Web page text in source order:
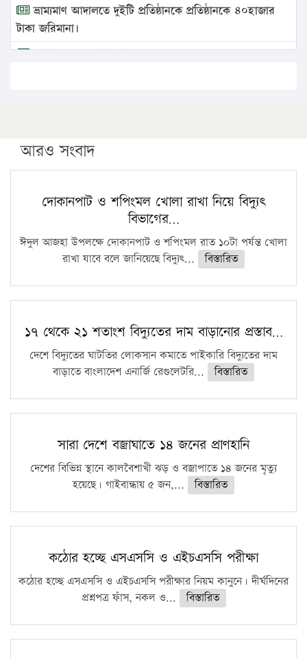
ভ্রাম্যমাণ আদালতে দুইটি প্রতিষ্ঠানকে প্রতিষ্ঠানকে ৪০হাজার
টাকা জরিমানা।
এবার লঞ্চের ভাড়া বাড়ল
পিএইচডি করছেন কুয়েটের কৃতি…
সারা দেশে বজ্রাঘাতে ১৪ জনের প্রাণহানি
কঠোর হচ্ছে এসএসসি ও এইচএসসি পরীক্ষা
ফরিদগঞ্জে আগুনে পুড়লো ৬ ব্যবসা প্রতিষ্ঠান
আরও সংবাদ
দোকানপাট ও শপিংমল খোলা রাখা নিয়ে বিদ্যুৎ
বিভাগের…
ঈদুল আজহা উপলক্ষে দোকানপাট ও শপিংমল রাত ১০টা পর্যন্ত খোলা
রাখা যাবে বলে জানিয়েছে বিদ্যুৎ...
বিস্তারিত
১৭ থেকে ২১ শতাংশ বিদ্যুতের দাম বাড়ানোর প্রস্তাব…
দেশে বিদ্যুতের ঘাটতির লোকসান কমাতে পাইকারি বিদ্যুতের দাম
বাড়াতে বাংলাদেশ এনার্জি রেগুলেটরি...
বিস্তারিত
সারা দেশে বজ্রাঘাতে ১৪ জনের প্রাণহানি
দেশের বিভিন্ন স্থানে কালবৈশাখী ঝড় ও বজ্রাপাতে ১৪ জনের মৃত্যু
হয়েছে। গাইবান্ধায় ৫ জন,...
বিস্তারিত
কঠোর হচ্ছে এসএসসি ও এইচএসসি পরীক্ষা
কঠোর হচ্ছে এসএসসি ও এইচএসসি পরীক্ষার নিয়ম কানুনে। দীর্ঘদিনের
প্রশ্নপত্র ফাঁস, নকল ও...
বিস্তারিত